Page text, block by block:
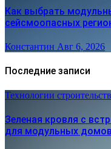
Как выбрать
сейсмоопасных
Константин Авг 6, 2026
Последние записи
Технологии
Зеленая кровля с
для модульных